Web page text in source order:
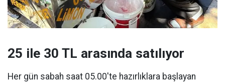
25 ile 30 TL arasında satılıyor
Her gün sabah saat 05.00'te hazırlıklara başlayan